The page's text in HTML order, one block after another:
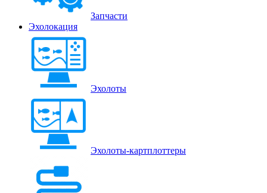
Запчасти
Эхолокация
Эхолоты
Эхолоты-картплоттеры